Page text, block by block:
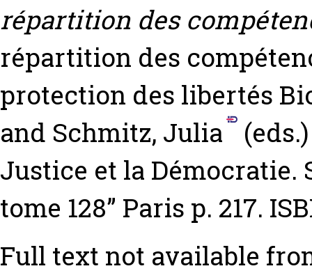
répartition des
répartition des
protection des libertés
and Schmitz, Julia
Justice et la Démocratie.
tome 128” Paris p. 217.
Full text not available